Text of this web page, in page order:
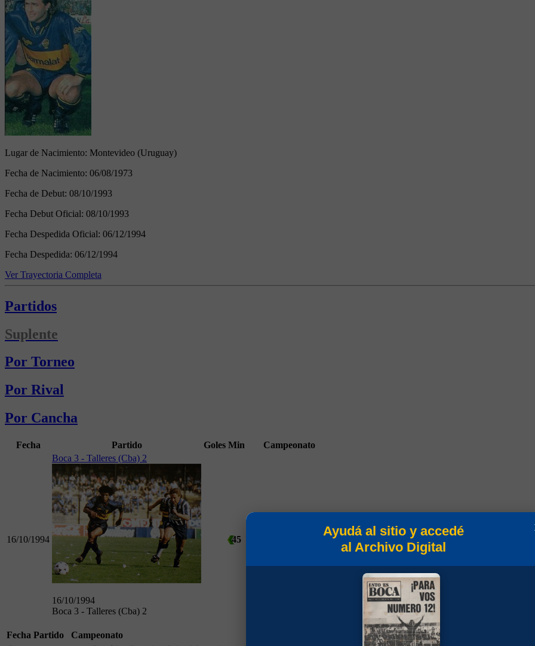
Lugar de Nacimiento: Montevideo (Uruguay)
Fecha de Nacimiento: 06/08/1973
Fecha de Debut: 08/10/1993
Fecha Debut Oficial: 08/10/1993
Fecha Despedida Oficial: 06/12/1994
Fecha Despedida: 06/12/1994
Ver Trayectoria Completa
Partidos
Suplente
Por Torneo
Por Rival
Por Cancha
Fecha Partido Goles Min Campeonato
16/10/1994
Boca 3 - Talleres (Cba) 2
16/10/1994
Boca 3 - Talleres (Cba) 2
45
Fecha Partido
Campeonato
Ayudá al sitio y accedé
al Archivo Digital